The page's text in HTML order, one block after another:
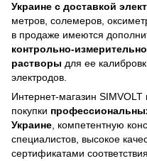
Украине с доставкой
метров, солемеров,
в продаже имеются
контрольно-
растворы для ее
электродов.
Интернет-магазин
покупки
Украине , компетентную
специалистов, высокое
сертификатами